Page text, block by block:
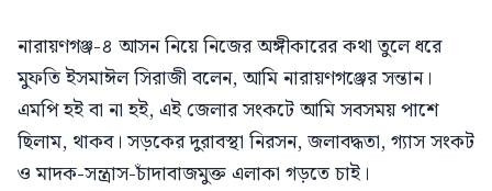
নারায়ণগঞ্জ-৪ আসন নিয়ে নিজের অঙ্গীকারের কথা তুলে ধরে
মুফতি ইসমাঈল সিরাজী বলেন, আমি নারায়ণগঞ্জের সন্তান।
এমপি হই বা না হই, এই জেলার সংকটে আমি সবসময় পাশে
ছিলাম, থাকব। সড়কের দুরাবস্থা নিরসন, জলাবদ্ধতা, গ্যাস সংকট
ও মাদক-সন্ত্রাস-চাঁদাবাজমুক্ত এলাকা গড়তে চাই।